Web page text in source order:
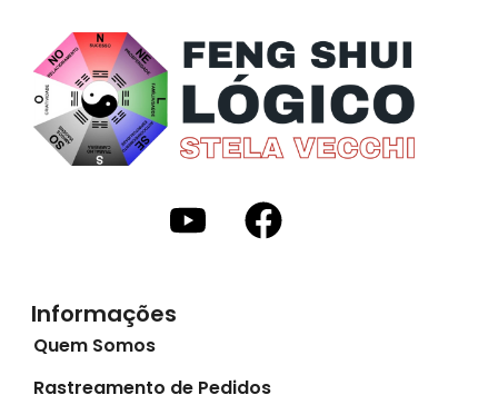
Informações
Quem Somos
Rastreamento de Pedidos